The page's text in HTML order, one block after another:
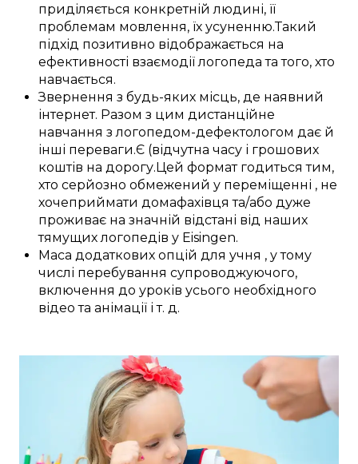
приділяється конкретній людині, її
проблемам мовлення, їх усуненню.Такий
підхід позитивно відображається на
ефективності взаємодії логопеда татого, хто
навчається.
Звернення з будь-яких місць, де наявний
інтернет. Разом з цим дистанційне
навчання злогопедом-дефектологом дає й
інші переваги.Є (відчутна часу і грошових
коштів на дорогу.Цей формат годиться тим,
хто серйозно обмежений у переміщенні , не
хочеприймати домафахівця та/або дуже
проживає на значній відстані від наших
тямущихлогопедів у Eisingen.
Маса додаткових опцій для учня , у тому
числі перебування супроводжуючого,
включення до уроків усього необхідного
відео та анімації і т. д.